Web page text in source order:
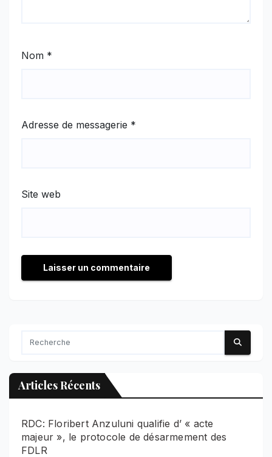
Nom *
Adresse de messagerie *
Site web
Articles Récents
RDC: Floribert Anzuluni qualifie d’ « acte
majeur », le protocole de désarmement des
FDLR